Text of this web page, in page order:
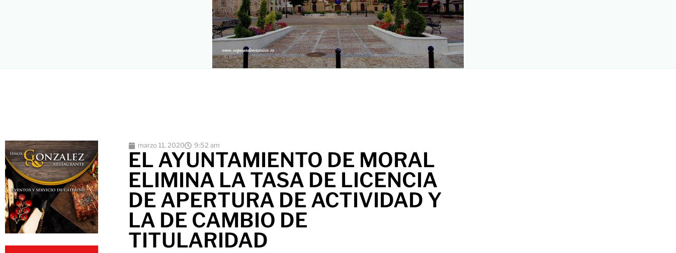
marzo 11, 2020 9:52 am
EL AYUNTAMIENTO DE MORAL
ELIMINA LA TASA DE LICENCIA
DE APERTURA DE ACTIVIDAD Y
LA DE CAMBIO DE
TITULARIDAD